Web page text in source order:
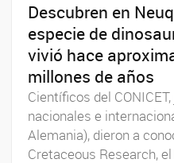
Descubren en
especie de
vivió hace
millones de años
Científicos del
nacionales e
Alemania), dieron a
Cretaceous Research,